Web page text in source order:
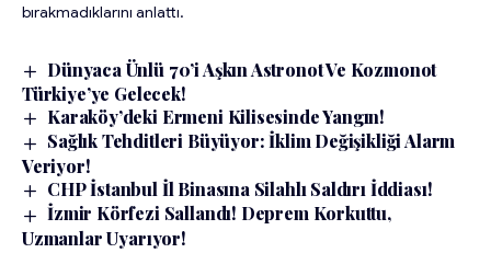
bırakmadıklarını anlattı.
Dünyaca Ünlü 70’i Aşkın Astronot Ve Kozmonot
Türkiye’ye Gelecek!
Karaköy’deki Ermeni Kilisesinde Yangın!
Sağlık Tehditleri Büyüyor: İklim Değişikliği Alarm
Veriyor!
CHP İstanbul İl Binasına Silahlı Saldırı İddiası!
İzmir Körfezi Sallandı! Deprem Korkuttu,
Uzmanlar Uyarıyor!